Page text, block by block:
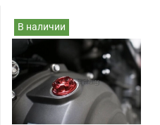
В наличии